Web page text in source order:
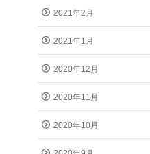
2021年2月
2021年1月
2020年12月
2020年11月
2020年10月